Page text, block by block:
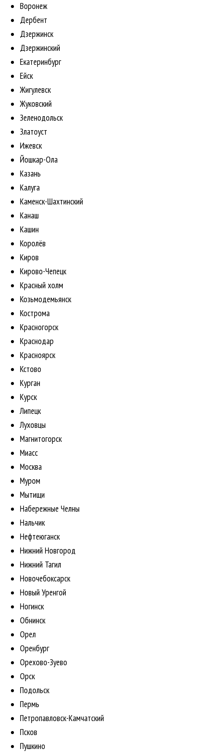
Воронеж
Дербент
Дзержинск
Дзержинский
Екатеринбург
Ейск
Жигулевск
Жуковский
Зеленодольск
Златоуст
Ижевск
Йошкар-Ола
Казань
Калуга
Каменск-Шахтинский
Канаш
Кашин
Королёв
Киров
Кирово-Чепецк
Красный холм
Козьмодемьянск
Кострома
Красногорск
Краснодар
Красноярск
Кстово
Курган
Курск
Липецк
Луховцы
Магнитогорск
Миасс
Москва
Муром
Мытищи
Набережные Челны
Нальчик
Нефтеюганск
Нижний Новгород
Нижний Тагил
Новочебоксарск
Новый Уренгой
Ногинск
Обнинск
Орел
Оренбург
Орехово-Зуево
Орск
Подольск
Пермь
Петропавловск-Камчатский
Псков
Пушкино